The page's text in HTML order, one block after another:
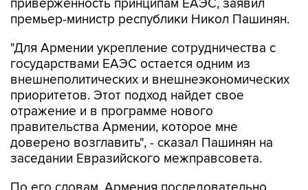
"Для Армении укрепление сотрудничества с
внешнеполитических и внешнеэкономических
приоритетов. Этот подход найдет свое
отражение и в программе нового
правительства Армении, которое мне
доверено возглавить", - сказал Пашинян на
заседании Евразийского межправсовета.
По его словам, Армения последовательно